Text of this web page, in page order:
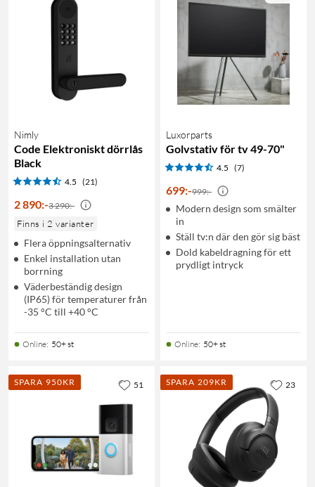
Nimly
Code Elektroniskt dörrlås
Black
4.5 (21)
2 890:-3 290:-
Finns i 2 varianter
Flera öppningsalternativ
Enkel installation utan
borrning
Väderbeständig design
(IP65) för temperaturer från
-35 °C till +40 °C
Online: 50+ st
Luxorparts
Golvstativ för tv 49-70"
4.5 (7)
699:-999:-
Modern design som smälter
in
Ställ tv:n där den gör sig bäst
Dold kabeldragning för ett
prydligt intryck
Online: 50+ st
SPARA 950KR 51 SPARA 209KR 23